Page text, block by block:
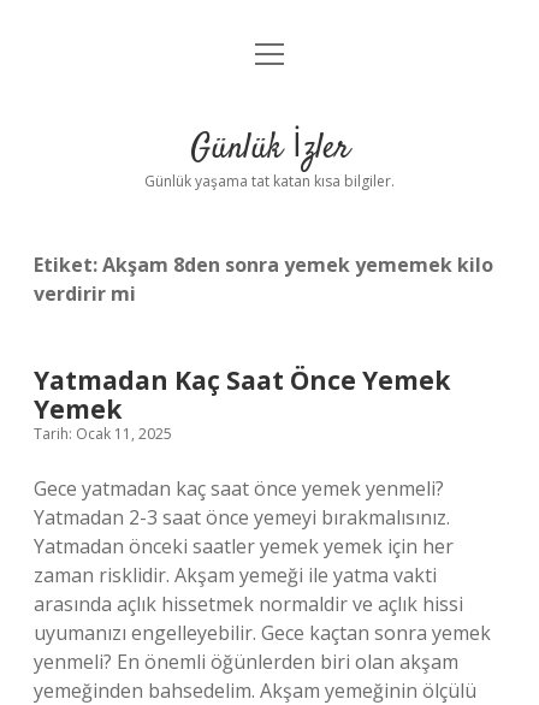
Anasayfa
Yasal Uyarı
menüyü
Günlük İzler
Günlük yaşama tat katan kısa bilgiler.
Etiket:Akşam 8den sonra yemek yememek kilo
verdirir mi
Yatmadan Kaç Saat Önce Yemek
Yemek
Tarih: Ocak 11, 2025
Gece yatmadan kaç saat önce yemek yenmeli?
Yatmadan 2-3 saat önce yemeyi bırakmalısınız.
Yatmadan önceki saatler yemek yemek için her
zaman risklidir. Akşam yemeği ile yatma vakti
arasında açlık hissetmek normaldir ve açlık hissi
uyumanızı engelleyebilir. Gece kaçtan sonra yemek
yenmeli? En önemli öğünlerden biri olan akşam
yemeğinden bahsedelim. Akşam yemeğinin ölçülü